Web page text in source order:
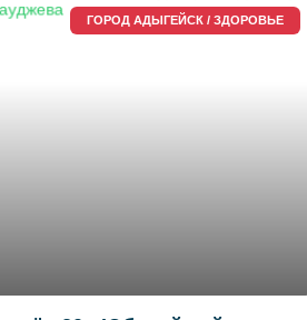
ГОРОД АДЫГЕЙСК / ЗДОРОВЬЕ